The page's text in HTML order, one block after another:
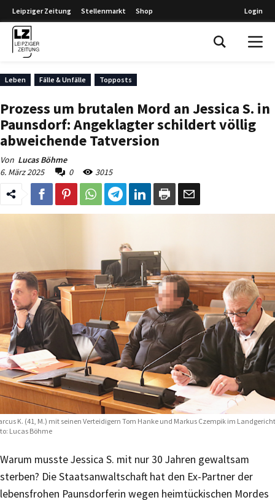
Leipziger Zeitung Stellenmarkt Shop Login
Leben Fälle & Unfälle Topposts
Prozess um brutalen Mord an Jessica S. in
Paunsdorf: Angeklagter schildert völlig
abweichende Tatversion
Von Lucas Böhme
6. März 2025
0 3015
K. (41, M.) mit seinen Verteidigern Tom Hanke und Markus Czempik im
Lucas Böhme
Warum musste Jessica S. mit nur 30 Jahren gewaltsam
sterben? Die Staatsanwaltschaft hat den Ex-Partner der
lebensfrohen Paunsdorferin wegen heimtückischen Mordes